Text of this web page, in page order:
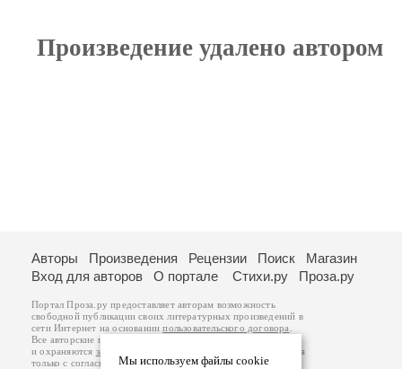
Произведение удалено автором
Мы используем файлы cookie
Авторы Произведения Рецензии Поиск
Магазин
Вход для авторов
О портале Стихи.ру Проза.ру
Портал Проза.ру предоставляет авторам возможность
свободной публикации своих литературных произведений в
сети Интернет на основаниипользовательского договора
Все авторские права на произведения принадлежат авторам
и охраняются законом
. Перепечатка произведений возможна
только с согласия его автора, к которому вы можете